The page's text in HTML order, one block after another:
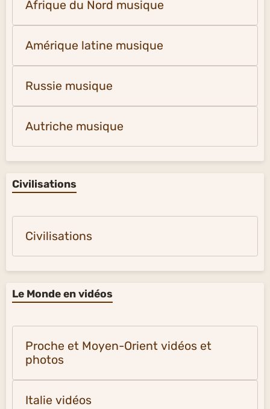
Afrique du Nord musique
Amérique latine musique
Russie musique
Autriche musique
Civilisations
Civilisations
Le Monde en vidéos
Proche et Moyen-Orient vidéos et
photos
Italie vidéos